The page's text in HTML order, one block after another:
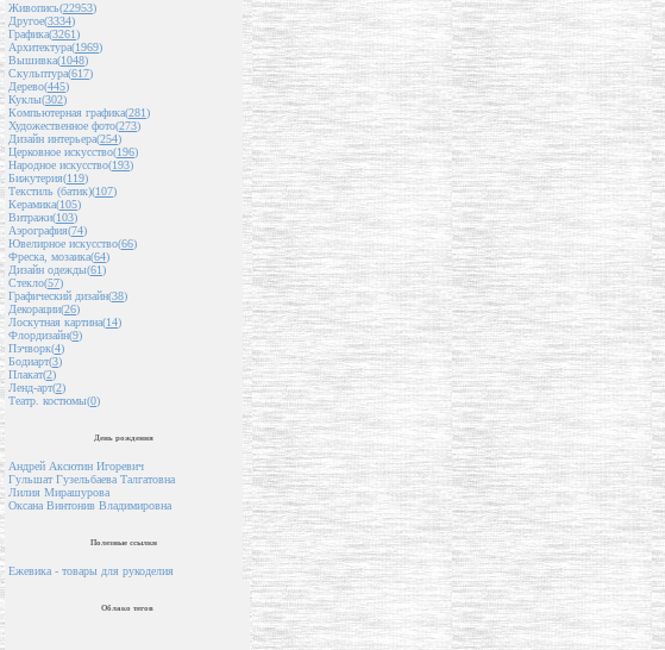
Живопись(22953)
Другое(3334)
Графика(3261)
Архитектура(1969)
Вышивка(1048)
Скульптура(617)
Дерево(445)
Куклы(302)
Компьютерная графика(281)
Художественное фото(273)
Дизайн интерьера(254)
Церковное искусство(196)
Народное искусство(193)
Бижутерия(119)
Текстиль (батик)(107)
Керамика(105)
Витражи(103)
Аэрография(74)
Ювелирное искусство(66)
Фреска, мозаика(64)
Дизайн одежды(61)
Стекло(57)
Графический дизайн(38)
Декорации(26)
Лоскутная картина(14)
Флордизайн(9)
Пэчворк(4)
Бодиарт(3)
Плакат(2)
Ленд-арт(2)
Театр. костюмы(0)
День рождения
Андрей Аксютин Игоревич
Гульшат Гузельбаева Талгатовна
Лилия Мирашурова
Оксана Винтонив Владимировна
Полезные ссылки
Ежевика - товары для рукоделия
Облако тегов